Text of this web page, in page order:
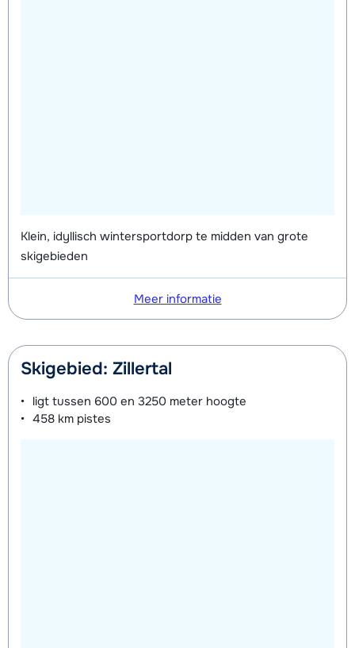
Klein, idyllisch wintersportdorp te midden van grote
skigebieden
Meer informatie
Skigebied: Zillertal
ligt tussen 600 en 3250 meter hoogte
458 km pistes